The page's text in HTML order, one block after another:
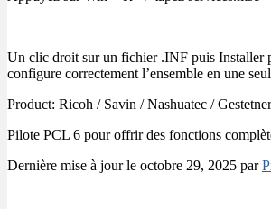
Un clic droit sur un fichier .INF puis Installer
configure correctement l’ensemble en une
Product: Ricoh / Savin / Nashuatec /
Pilote PCL 6 pour offrir des fonctions
Dernière mise à jour le octobre 29, 2025 par